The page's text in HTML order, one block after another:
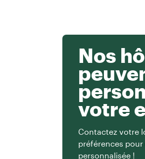
Nos
votre
Contactez votre
préférences
personnalisée !